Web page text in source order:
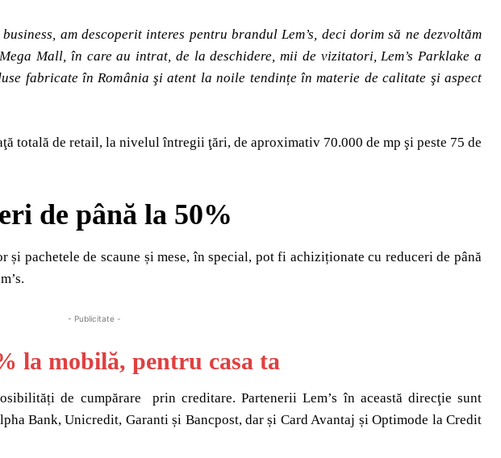
am descoperit interes pentru brandul Lem’s, deci dorim să ne dezvoltăm
Mall, în care au intrat, de la deschidere, mii de vizitatori, Lem’s Parklake a
fabricate în România şi atent la noile tendințe în materie de calitate şi aspect
totală de retail, la nivelul întregii ţări, de aproximativ 70.000 de mp şi peste 75 de
de până la 50%
pachetele de scaune și mese, în special, pot fi achiziționate cu reduceri de până
- Publicitate -
la mobilă, pentru casa ta
de cumpărare prin creditare. Partenerii Lem’s în această direcţie sunt
Bank, Unicredit, Garanti și Bancpost, dar și Card Avantaj și Optimode la Credit